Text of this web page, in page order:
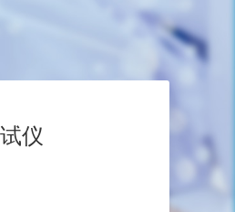
仪